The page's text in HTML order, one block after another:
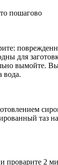
пошагово
для
вымойте.
вода.
таз
проварите 2